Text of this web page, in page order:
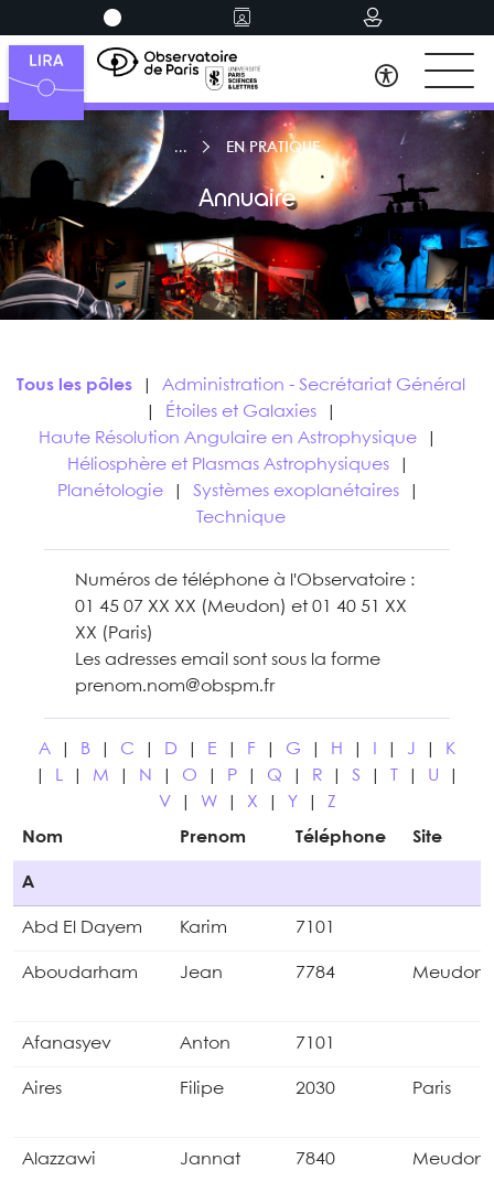
EN PRATIQUE
Annuaire
Tous les pôles
Administration - Secrétariat Général
Étoiles et Galaxies|
Haute Résolution Angulaire en Astrophysique
Héliosphère et Plasmas Astrophysiques|
Planétologie| Systèmes exoplanétaires|
Technique
Numéros de téléphone à l'Observatoire :
01 45 07 XX XX (Meudon) et 01 40 51 XX
XX (Paris)
Les adresses email sont sous la forme
prenom.nom@obspm.fr
A B C D E F G H J
K
L M N O P Q R S U
V
W| X Y Z
Nom Prenom Téléphone Site
A
Abd El Dayem Karim 7101
Aboudarham Jean 7784 Meudon
Afanasyev Anton 7101
Aires Filipe 2030 Paris
Alazzawi Jannat 7840 Meudon